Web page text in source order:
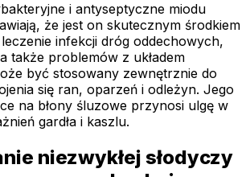
i antyseptyczne miodu
że jest on skutecznym środkiem
infekcji dróg oddechowych,
także problemów z układem
być stosowany zewnętrznie do
się ran, oparzeń i odleżyn. Jego
na błony śluzowe przynosi ulgę w
gardła i kaszlu.
niezwykłej słodyczy